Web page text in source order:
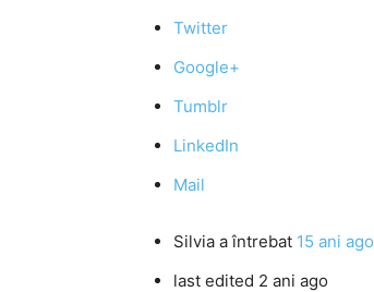
Twitter
Google+
Tumblr
LinkedIn
Mail
Silvia a întrebat 15 ani ago
last edited 2 ani ago